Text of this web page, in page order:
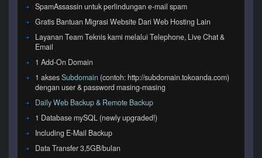
SpamAssassin untuk perlindungan e-mail spam
Gratis Bantuan Migrasi Website Dari Web Hosting Lain
Layanan Team Teknis kami melalui Telephone, Live Chat &
Email
1 Add-On Domain
1 aksesSubdomain (contoh: http://subdomain.tokoanda.com)
dengan user & password masing-masing
Daily Web Backup & Remote Backup
1 Database mySQL (newly upgraded!)
Including E-Mail Backup
Data Transfer 3,5GB/bulan